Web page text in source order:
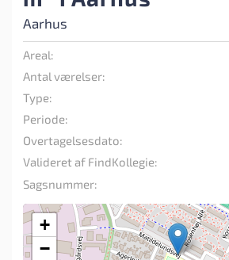
Aarhus
Areal:
Antal værelser:
Type:
Periode:
Overtagelsesdato:
Valideret af FindKollegie:
Sagsnummer:
+
−